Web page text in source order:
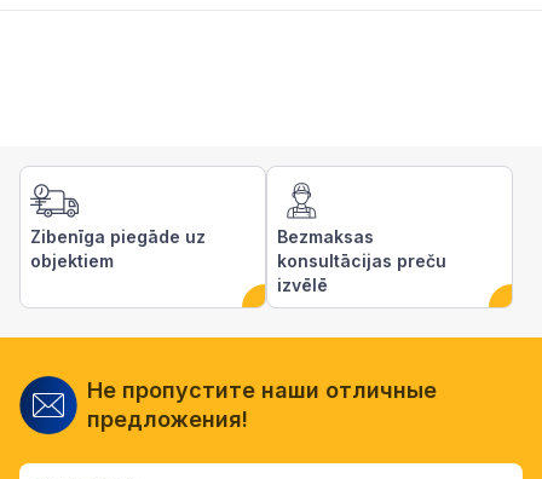
Zibenīga piegāde uz
objektiem
Bezmaksas
konsultācijas preču
izvēlē
Не пропустите наши отличные
предложения!